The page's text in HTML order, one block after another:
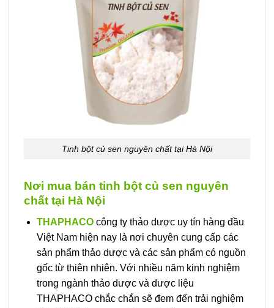
Tinh bột củ sen nguyên chất tại Hà Nội
Nơi mua bán tinh bột củ sen nguyên
chất tại Hà Nội
THAPHACO công ty thảo dược uy tín hàng đầu
Việt Nam hiện nay là nơi chuyên cung cấp các
sản phẩm thảo dược và các sản phẩm có nguồn
gốc từ thiên nhiên. Với nhiều năm kinh nghiệm
trong ngành thảo dược và dược liệu
THAPHACO chắc chắn sẽ đem đến trải nghiệm